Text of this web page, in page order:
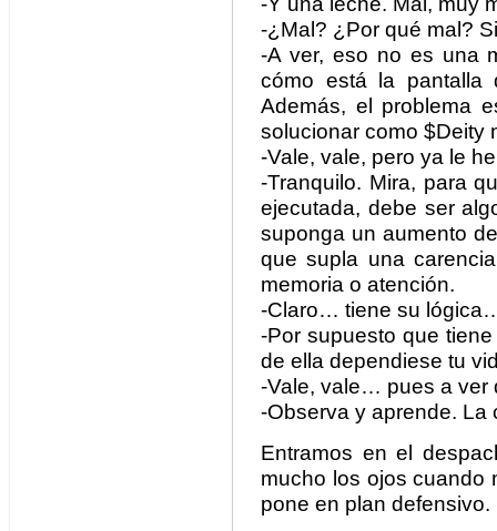
-¿Mal? ¿Por qué mal?
-A ver, eso no es una
cómo está la pantalla
Además, el problema
solucionar como $Deity
-Vale, vale, pero ya le
-Tranquilo. Mira, para
ejecutada, debe ser
suponga un aumento
que supla una
memoria o atención.
-Claro… tiene su
-Por supuesto que
de ella dependiese tu
-Vale, vale… pues a
-Observa y aprende. La
Entramos en el
mucho los ojos cuando
pone en plan defensivo.